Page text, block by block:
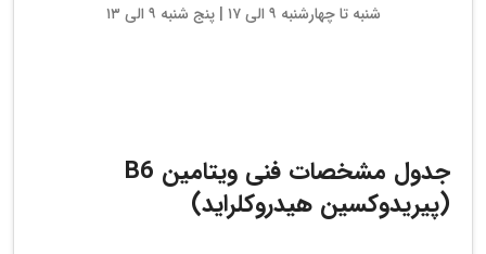
شنبه تا چهارشنبه ۹ الی ۱۷ | پنج شنبه ۹ الی ۱۳
جدول مشخصات فنی ویتامین B6
(پیریدوکسین هیدروکلراید)